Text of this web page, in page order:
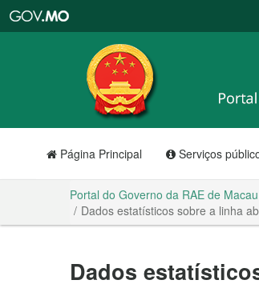
RAE
de
Macau
Página Principal Serviços
Portal do Governo da RAE de Macau
Dados estatísticos sobre a linha
Dados